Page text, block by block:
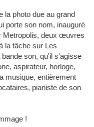
la photo due au grand
porte son nom, inauguré
Metropolis, deux œuvres
la tâche sur Les
son, qu'il s'agisse
aspirateur, horloge,
musique, entièrement
pianiste de son
!